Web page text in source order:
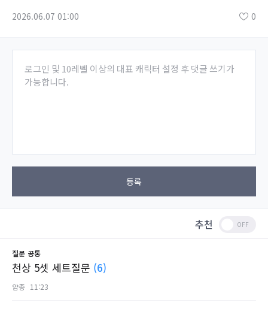
2026.06.07 01:00 0
로그인 및 10레벨 이상의 대표 캐릭터 설정 후 댓글 쓰기가
가능합니다.
등록
추천
질문 공통
천상 5셋 세트질문 (6)
얌총 11:23